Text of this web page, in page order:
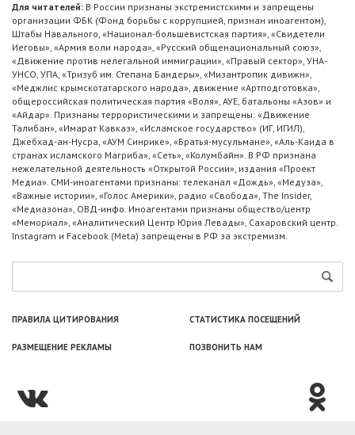
Для читателей: В России признаны экстремистскими и запрещены
организации ФБК (Фонд борьбы с коррупцией, признан иноагентом),
Штабы Навального, «Национал-большевистская партия», «Свидетели
Иеговы», «Армия воли народа», «Русский общенациональный союз»,
«Движение против нелегальной иммиграции», «Правый сектор», УНА-
УНСО, УПА, «Тризуб им. Степана Бандеры», «Мизантропик дивижн»,
«Меджлис крымскотатарского народа», движение «Артподготовка»,
общероссийская политическая партия «Воля», АУЕ, батальоны «Азов» и
«Айдар». Признаны террористическими и запрещены: «Движение
Талибан», «Имарат Кавказ», «Исламское государство» (ИГ, ИГИЛ),
Джебхад-ан-Нусра, «АУМ Синрике», «Братья-мусульмане», «Аль-Каида в
странах исламского Магриба», «Сеть», «Колумбайн». В РФ признана
нежелательной деятельность «Открытой России», издания «Проект
Медиа». СМИ-иноагентами признаны: телеканал «Дождь», «Медуза»,
«Важные истории», «Голос Америки», радио «Свобода», The Insider,
«Медиазона», ОВД-инфо. Иноагентами признаны общество/центр
«Мемориал», «Аналитический Центр Юрия Левады», Сахаровский центр.
Instagram и Facebook (Metа) запрещены в РФ за экстремизм.
ПРАВИЛА ЦИТИРОВАНИЯ СТАТИСТИКА ПОСЕЩЕНИЙ
РАЗМЕЩЕНИЕ РЕКЛАМЫ ПОЗВОНИТЬ НАМ